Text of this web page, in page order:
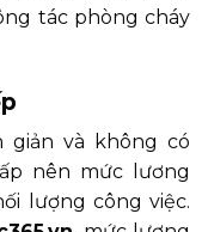
tác phòng cháy
giản và không có
nên mức lương
lượng công việc.